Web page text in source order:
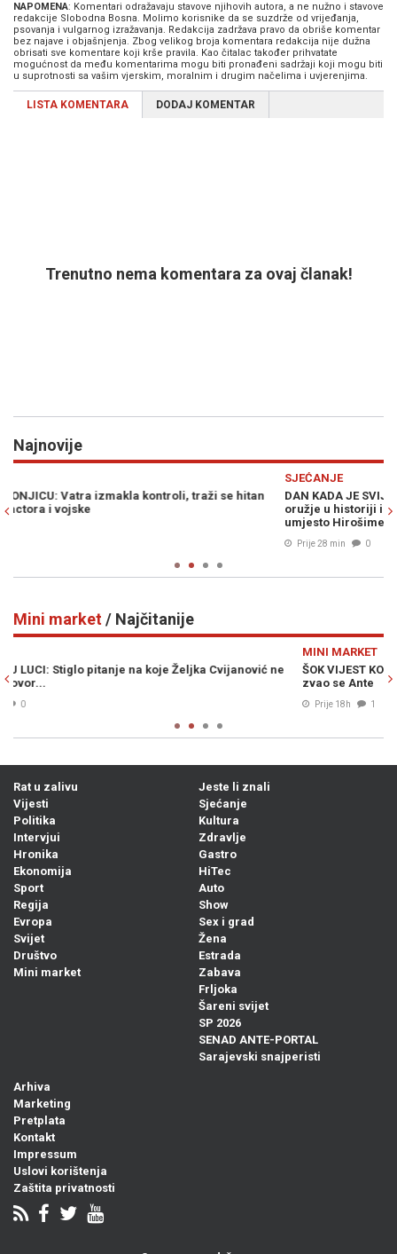
NAPOMENA: Komentari odražavaju stavove njihovih autora, a ne nužno i stavove
redakcije Slobodna Bosna. Molimo korisnike da se suzdrže od vrijeđanja,
psovanja i vulgarnog izražavanja. Redakcija zadržava pravo da obriše komentar
bez najave i objašnjenja. Zbog velikog broja komentara redakcija nije dužna
obrisati sve komentare koji krše pravila. Kao čitalac također prihvatate
mogućnost da među komentarima mogu biti pronađeni sadržaji koji mogu biti
u suprotnosti sa vašim vjerskim, moralnim i drugim načelima i uvjerenjima.
LISTA KOMENTARA DODAJ KOMENTAR
Trenutno nema komentara za ovaj članak!
Najnovije
DAN KADA JE SVIJET ZADRHTAO: Kako je stvoreno najstrašnije
oružje u historiji i ko je zapravo trebao biti meta nuklearne bombe
Mini market/ Najčitanije
ŠOK VIJEST KOJA JE UZDRMALA SRBIJU: Vučićev djed iz Bugojna
zvao se Ante
Rat u zalivu
Vijesti
Politika
Intervjui
Hronika
Ekonomija
Sport
Regija
Evropa
Svijet
Društvo
Mini market
Jeste li znali
Sjećanje
Kultura
Zdravlje
Gastro
HiTec
Auto
Show
Sex i grad
Žena
Estrada
Zabava
Frljoka
Šareni svijet
SP 2026
SENAD ANTE-PORTAL
Sarajevski snajperisti
Arhiva
Marketing
Pretplata
Kontakt
Impressum
Uslovi korištenja
Zaštita privatnosti